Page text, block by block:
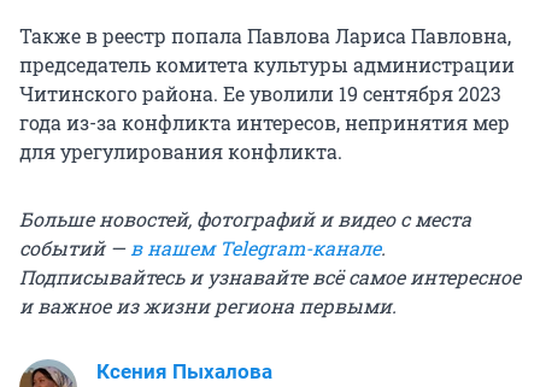
Также в реестр попала Павлова Лариса Павловна,
председатель комитета культуры администрации
Читинского района. Ее уволили 19 сентября 2023
года из-за конфликта интересов, непринятия мер
для урегулирования конфликта.
Больше новостей, фотографий и видео с места
событий —в нашем Telegram-канале.
Подписывайтесь и узнавайте всё самое интересное
и важное из жизни региона первыми.
Ксения Пыхалова